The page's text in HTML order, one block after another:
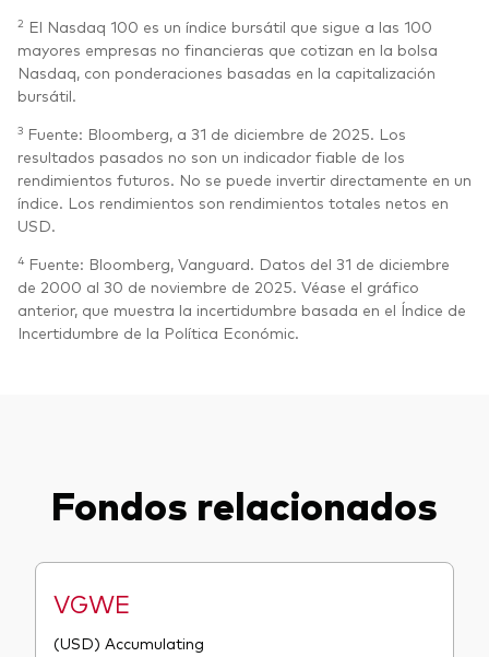
2 El Nasdaq 100 es un índice bursátil que sigue a las 100
mayores empresas no financieras que cotizan en la bolsa
Nasdaq, con ponderaciones basadas en la capitalización
bursátil.
3 Fuente: Bloomberg, a 31 de diciembre de 2025. Los
resultados pasados no son un indicador fiable de los
rendimientos futuros. No se puede invertir directamente en un
índice. Los rendimientos son rendimientos totales netos en
USD.
4 Fuente: Bloomberg, Vanguard. Datos del 31 de diciembre
de 2000 al 30 de noviembre de 2025. Véase el gráfico
anterior, que muestra la incertidumbre basada en el Índice de
Incertidumbre de la Política Económic.
Fondos relacionados
VGWE
(USD) Accumulating